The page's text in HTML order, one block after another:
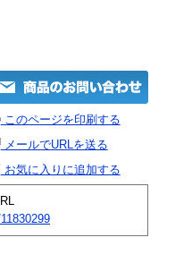
このページを印刷する
メールでURLを送る
お気に入りに追加する